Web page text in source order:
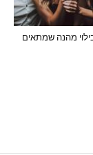
מהנה שמתאים